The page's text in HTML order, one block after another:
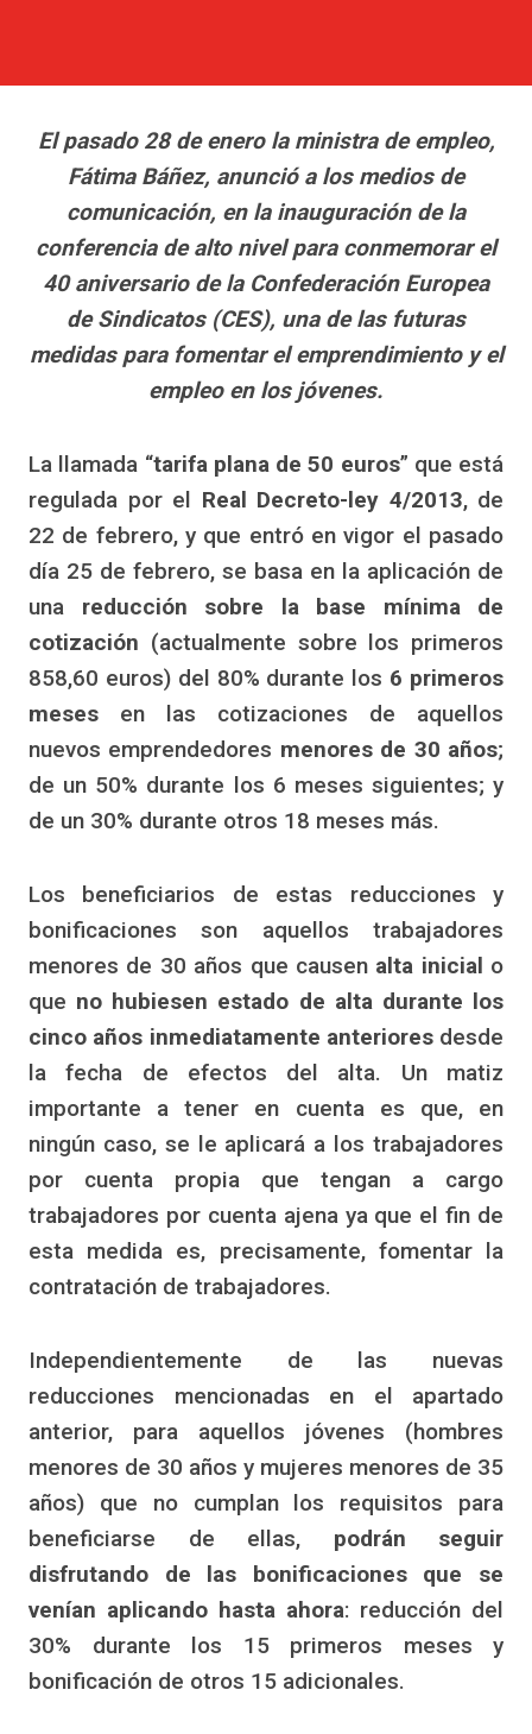
El pasado 28 de enero la ministra de empleo,
Fátima Báñez, anunció a los medios de
comunicación, en la inauguración de la
conferencia de alto nivel para conmemorar el
40 aniversario de la Confederación Europea
de Sindicatos (CES), una de las futuras
medidas para fomentar el emprendimiento y el
empleo en los jóvenes.
La llamada “tarifa plana de 50 euros” que está
regulada por el Real Decreto-ley 4/2013, de
22 de febrero, y que entró en vigor el pasado
día 25 de febrero, se basa en la aplicación de
una reducción sobre la base mínima de
cotización (actualmente sobre los primeros
858,60 euros) del 80% durante los 6 primeros
meses en las cotizaciones de aquellos
nuevos emprendedores menores de 30 años;
de un 50% durante los 6 meses siguientes; y
de un 30% durante otros 18 meses más.
Los beneficiarios de estas reducciones y
bonificaciones son aquellos trabajadores
menores de 30 años que causen alta inicial o
que no hubiesen estado de alta durante los
cinco años inmediatamente anterioresdesde
la fecha de efectos del alta. Un matiz
importante a tener en cuenta es que, en
ningún caso, se le aplicará a los trabajadores
por cuenta propia que tengan a cargo
trabajadores por cuenta ajena ya que el fin de
esta medida es, precisamente, fomentar la
contratación de trabajadores.
Independientemente de las nuevas
reducciones mencionadas en el apartado
anterior, para aquellos jóvenes (hombres
menores de 30 años y mujeres menores de 35
años) que no cumplan los requisitos para
beneficiarse de ellas, podrán seguir
disfrutando de las bonificaciones que se
venían aplicando hasta ahora: reducción del
30% durante los 15 primeros meses y
bonificación de otros 15 adicionales.